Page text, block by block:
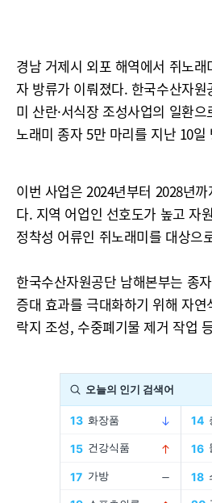
경남 거제시 외포 해역에서 쥐노
자 방류가 이뤄졌다. 한국수산자
미 산란·서식장 조성사업의 일환
노래미 종자 5만 마리를 지난 10일
이번 사업은 2024년부터 2028년
다. 지역 어업인 선호도가 높고 자
정착성 어류인 쥐노래미를 대상으
한국수산자원공단 남해본부는 종
증대 효과를 극대화하기 위해 자
락지 조성, 수중폐기물 제거 작업